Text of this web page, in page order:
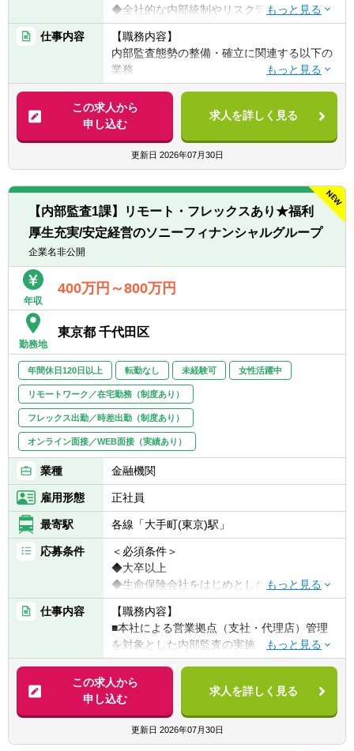
◆全社的な内部統制やリスク管理に係る業務
に興味がある方
＜歓迎条件＞
◆金融機関における監査等の業務経験者
◆CIA等の内部監査関連資格保有者あるいは
受験中の方
◆企画または管理セクションでの業務経験が
ある方
◆経営向け提示資料の作成など、経営と接点
◆Excelの関数を用いたデータ集計、Wordや
PowerPointで報告資料等作成の業務経験があ
る方
◆内部統制やリスク管理関連の業務経験があ
＜求める人物像＞
◆主体性をもって業務に取り組める方
◆業務の改善および高度化意欲の強い方
◆他者と積極的かつ円滑なコミュニケーショ
ンが取れる方
◆内部監査に係る知識の習得や能力の研鑽を
厭わない方
仕事内容
【職務内容】
内部監査態勢の整備・確立に関連する以下の
業務
◆内部監査基本・関連規程及び内部監査計画
の策定
ならびに内部監査結果の分析、評価、経営
陣への報告等
◆内部監査態勢にかかる企画・品質管理（品
質評価、人材配置および育成、定期的内部評
価等）
※部内に内部監査を実施する課、データ分析
業務を行う課もあり、部内異動でこれらの業
プ各社の内部監査部門との交流もあり、銀行
や損保等の知見も活かすことが可能です。
軟な働き方が可能です。
※将来的に会社の定める業務（出向含む）へ
変更されることがあります。
この求人から
申し込む
求人を詳しく見る
更新日 2026年07月30日
【内部監査1課】リモート・フレックスあり★福利
厚生充実/安定経営のソニーフィナンシャルグループ
企業名非公開
年収
400万円～800万円
勤務地
東京都 千代田区
年間休日120日以上 転勤なし 未経験可 女性活躍中
リモートワーク／在宅勤務（制度あり）
フレックス出勤／時差出勤（制度あり）
オンライン面接／WEB面接（実績あり）
業種 金融機関
雇用形態 正社員
最寄駅 各線「大手町(東京)駅」
応募条件
＜必須条件＞
◆大卒以上
◆生命保険会社をはじめとした金融機関にお
ける業務経験
＜歓迎条件＞
◆生命保険会社における営業管理職経験
◆生命保険の募集管理・保険契約管理・保険
金支払に係る業務経験
◆その他マネジメント経験
◆監査業務経験
◆公認内部監査人(CIA)、公認不正検査士
仕事内容
【職務内容】
■本社による営業拠点（支社・代理店）管理
を対象とした内部監査の実施
■保険契約管理、保険金等支払管理を対象と
した内部監査の実施
■営業拠点の内部管理態勢等を対象としたモ
ニタリングの実施
■部や課横断の業務改善・高度化プロジェク
ト等への参画
この求人から
申し込む
求人を詳しく見る
更新日 2026年07月30日